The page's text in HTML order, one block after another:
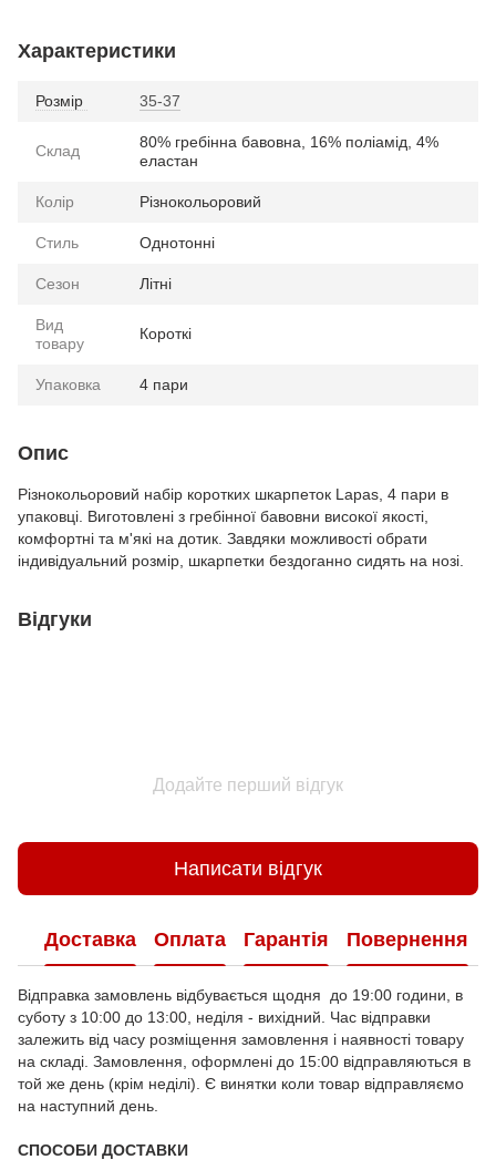
Характеристики
Розмір 35-37
Склад
80% гребінна бавовна, 16% поліамід, 4%
еластан
Колір Різнокольоровий
Стиль Однотонні
Сезон Літні
Вид
товару
Короткі
Упаковка 4 пари
Опис
Різнокольоровий набір коротких шкарпеток Lapas, 4 пари в
упаковці. Виготовлені з гребінної бавовни високої якості,
комфортні та м'які на дотик. Завдяки можливості обрати
індивідуальний розмір, шкарпетки бездоганно сидять на нозі.
Відгуки
Додайте перший відгук
Написати відгук
Доставка Оплата Гарантія Повернення
Відправка замовлень відбувається щодня до 19:00 години, в
суботу з 10:00 до 13:00, неділя - вихідний. Час відправки
залежить від часу розміщення замовлення і наявності товару
на складі. Замовлення, оформлені до 15:00 відправляються в
той же день (крім неділі). Є винятки коли товар відправляємо
на наступний день.
СПОСОБИ ДОСТАВКИ